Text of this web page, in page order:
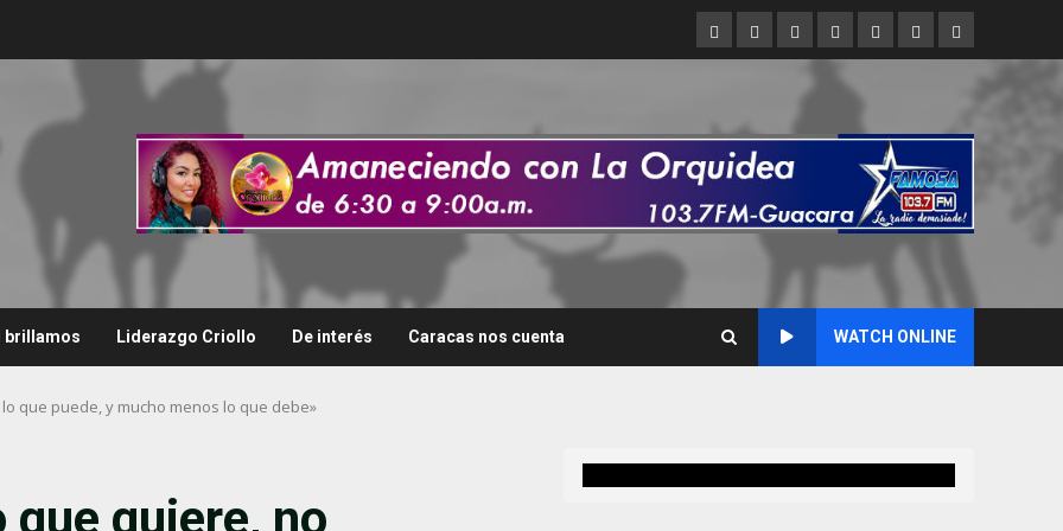
InicioRefran
del
Asi
hablamos
Asi
brillamos
Liderazgo
Criollo
De
interés
Caracas
nos
cuenta
brillamos Liderazgo Criollo De interés Caracas nos cuenta WATCH ONLINE
que puede, y mucho menos lo que debe»
que quiere, no